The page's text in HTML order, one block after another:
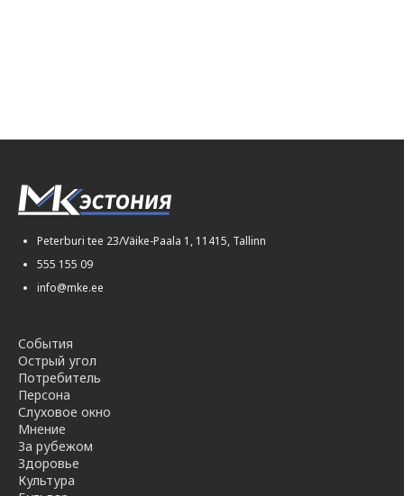
Peterburi tee 23/Väike-Paala 1, 11415, Tallinn
555 155 09
info@mke.ee
События
Острый угол
Потребитель
Персона
Слуховое окно
Мнение
За рубежом
Здоровье
Культура